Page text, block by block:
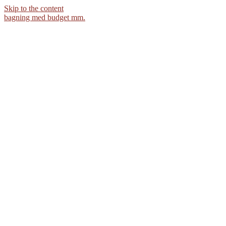
Skip to the content
bagning med budget mm.